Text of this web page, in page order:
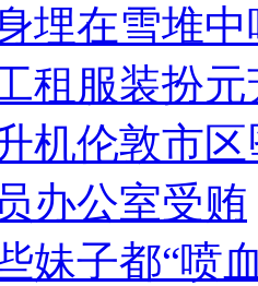
民合力深夜将其击毙
下狠手拳打脚踢
应
埋在雪堆
租服装扮
机伦敦市区
办公室受贿
妹子都“喷